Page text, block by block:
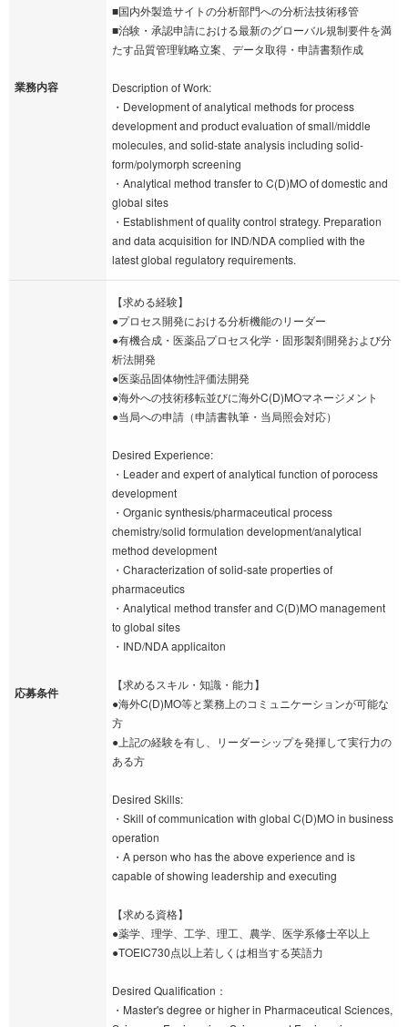
業務内容
■国内外製造サイトの分析部門への分析法技術移管
■治験・承認申請における最新のグローバル規制要件を満
たす品質管理戦略立案、データ取得・申請書類作成
Description of Work:
・Development of analytical methods for process
development and product evaluation of small/middle
molecules, and solid-state analysis including solid-
form/polymorph screening
・Analytical method transfer to C(D)MO of domestic and
global sites
・Establishment of quality control strategy. Preparation
and data acquisition for IND/NDA complied with the
latest global regulatory requirements.
応募条件
【求める経験】
●プロセス開発における分析機能のリーダー
●有機合成・医薬品プロセス化学・固形製剤開発および分
析法開発
●医薬品固体物性評価法開発
●海外への技術移転並びに海外C(D)MOマネージメント
●当局への申請（申請書執筆・当局照会対応）
Desired Experience:
・Leader and expert of analytical function of porocess
development
・Organic synthesis/pharmaceutical process
chemistry/solid formulation development/analytical
method development
・Characterization of solid-sate properties of
pharmaceutics
・Analytical method transfer and C(D)MO management
to global sites
・IND/NDA applicaiton
【求めるスキル・知識・能力】
●海外C(D)MO等と業務上のコミュニケーションが可能な
方
●上記の経験を有し、リーダーシップを発揮して実行力の
ある方
Desired Skills:
・Skill of communication with global C(D)MO in business
operation
・A person who has the above experience and is
capable of showing leadership and executing
【求める資格】
●薬学、理学、工学、理工、農学、医学系修士卒以上
●TOEIC730点以上若しくは相当する英語力
Desired Qualification：
・Master's degree or higher in Pharmaceutical Sciences,